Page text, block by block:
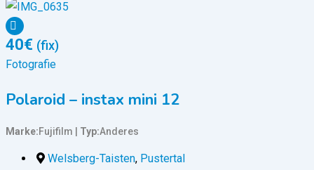
40€ (fix)
Fotografie
Polaroid – instax mini 12
Marke Fujifilm Typ Anderes
Welsberg-Taisten, Pustertal